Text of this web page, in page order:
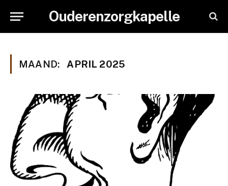
Ouderenzorgkapelle
MAAND: APRIL 2025